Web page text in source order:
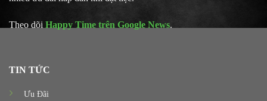
Theo dõi Happy Time trên Google News.
TIN TỨC
Ưu Đãi